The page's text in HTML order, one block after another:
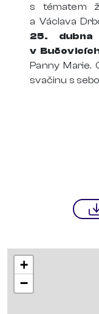
s tématem
a Václava
25.
v
Panny Marie.
svačinu s
+
−